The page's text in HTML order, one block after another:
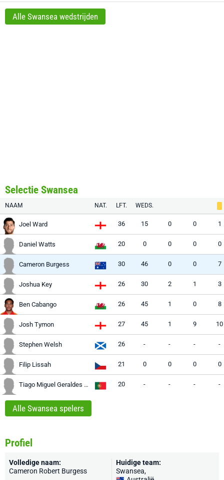
Alle Swansea wedstrijden
Selectie Swansea
NAAM NAT. LFT. WEDS.
Joel Ward 36 15 0 0 1
Daniel Watts 20 0 0 0 0
Cameron Burgess 30 46 0 0 7
Joshua Key 26 30 2 1 3
Ben Cabango 26 45 1 0 8
Josh Tymon 27 45 1 9 10
Stephen Welsh 26 - - - -
Filip Lissah 21 0 0 0 0
Tiago Miguel Geraldes Parente 20 - - - -
Alle Swansea spelers
Profiel
Volledige naam:
Cameron Robert Burgess
Huidige team:
Swansea,